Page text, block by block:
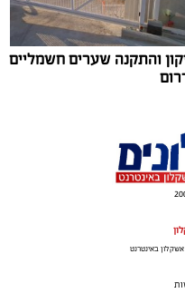
והתקנה שערים חשמליים
באינטרנט